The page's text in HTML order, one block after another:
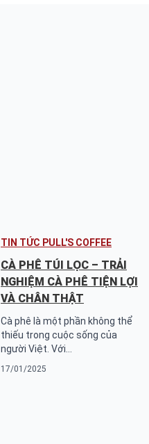
TIN TỨC PULL'S COFFEE
CÀ PHÊ TÚI LỌC – TRẢI
NGHIỆM CÀ PHÊ TIỆN LỢI
VÀ CHÂN THẬT
Cà phê là một phần không thể
thiếu trong cuộc sống của
người Việt. Với…
17/01/2025